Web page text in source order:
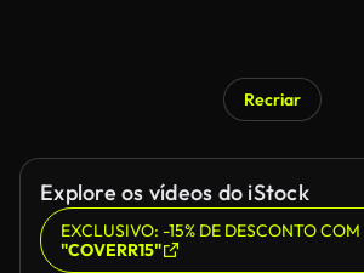
Recriar
Explore os vídeos do iStock
EXCLUSIVO: -15% DE DESCONTO
"COVERR15"